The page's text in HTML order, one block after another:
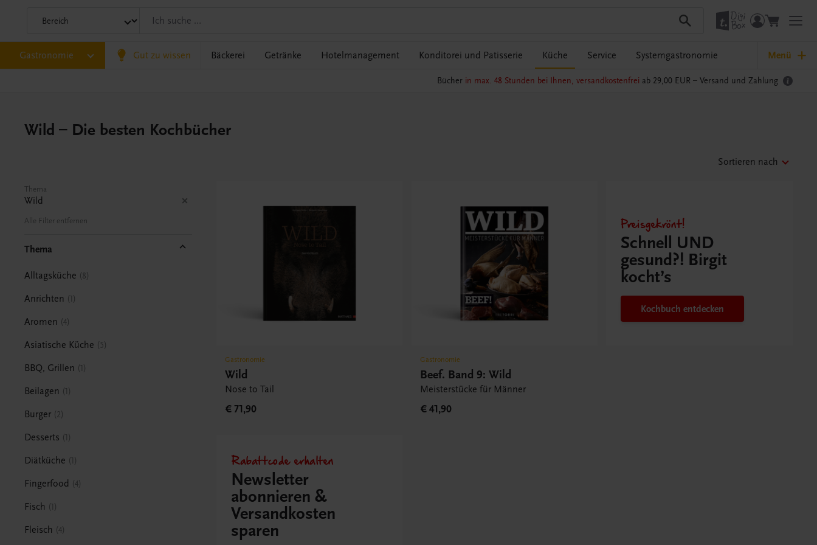
Gastronomie Gut zu wissen Bäckerei Getränke Hotelmanagement Konditorei und Patisserie Küche Service Systemgastronomie Menü
Bücher in max. 48 Stunden bei Ihnen, versandkostenfrei ab 29,00 EUR – Versand und Zahlung
Wild – Die besten Kochbücher
Sortieren nach
Thema
Wild
Alle Filter entfernen
Thema
Alltagsküche 8
Anrichten 1
Aromen 4
Asiatische Küche 5
BBQ, Grillen 1
Beilagen 1
Burger 2
Desserts 1
Diätküche 1
Fingerfood 4
Fisch 1
Fleisch 4
Gastronomie
Wild
Nose to Tail
€ 71,90
Gastronomie
Beef. Band 9: Wild
Meisterstücke für Männer
€ 41,90
Preisgekrönt!
Schnell UND
gesund?! Birgit
kocht’s
Kochbuch entdecken
Rabattcode erhalten
Newsletter
abonnieren &
Versandkosten
sparen